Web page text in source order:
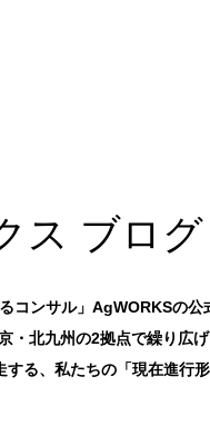
ス ブロ
コンサル」AgWORKSの公
・北九州の2拠点で繰り広
る、私たちの「現在進行形